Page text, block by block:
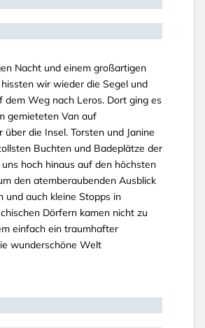
Nacht und einem großartigen
wir wieder die Segel und
dem Weg nach Leros. Dort ging es
gemieteten Van auf
über die Insel. Torsten und Janine
Buchten und Badeplätze der
hoch hinaus auf den höchsten
den atemberaubenden Ausblick
und auch kleine Stopps in
Dörfern kamen nicht zu
einfach ein traumhafter
wunderschöne Welt